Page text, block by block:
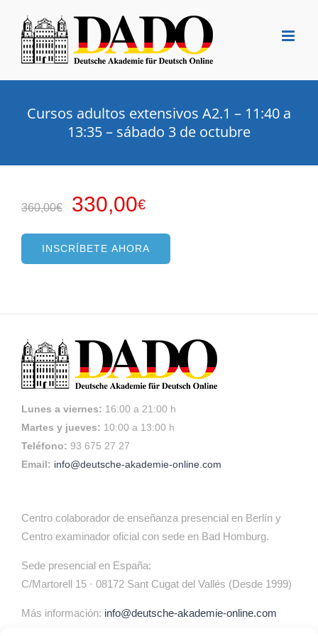
contenido
Cursos adultos extensivos A2.1 – 11:40 a
13:35 – sábado 3 de octubre
360,00€
El
original
era:
330,00€
es:
INSCRÍBETE AHORA
Lunes a viernes: 16:00 a 21:00 h
Martes y jueves: 10:00 a 13:00 h
Teléfono: 93 675 27 27
Email: info@deutsche-akademie-online.com
Centro colaborador de enseñanza presencial en Berlín y
Centro examinador oficial con sede en Bad Homburg.
Sede presencial en España:
C/Martorell 15 · 08172 Sant Cugat del Vallés (Desde 1999)
Más información: info@deutsche-akademie-online.com